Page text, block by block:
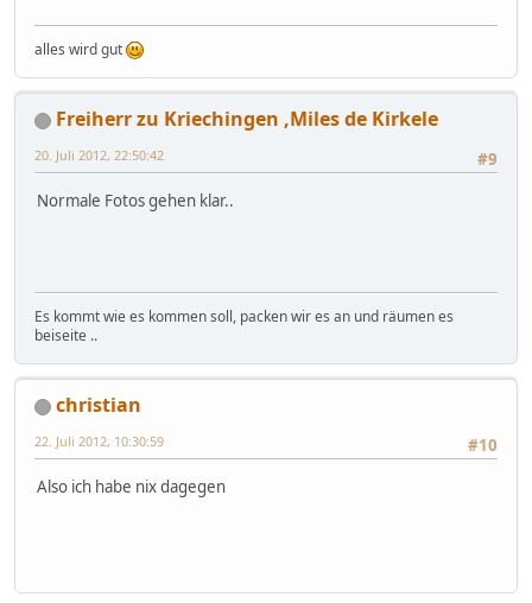
alles wird gut
Freiherr zu Kriechingen ,Miles de Kirkele
#9
20. Juli 2012, 22:50:42
Normale Fotos gehen klar..
Es kommt wie es kommen soll, packen wir es an und räumen es
beiseite ..
christian
#10
22. Juli 2012, 10:30:59
Also ich habe nix dagegen